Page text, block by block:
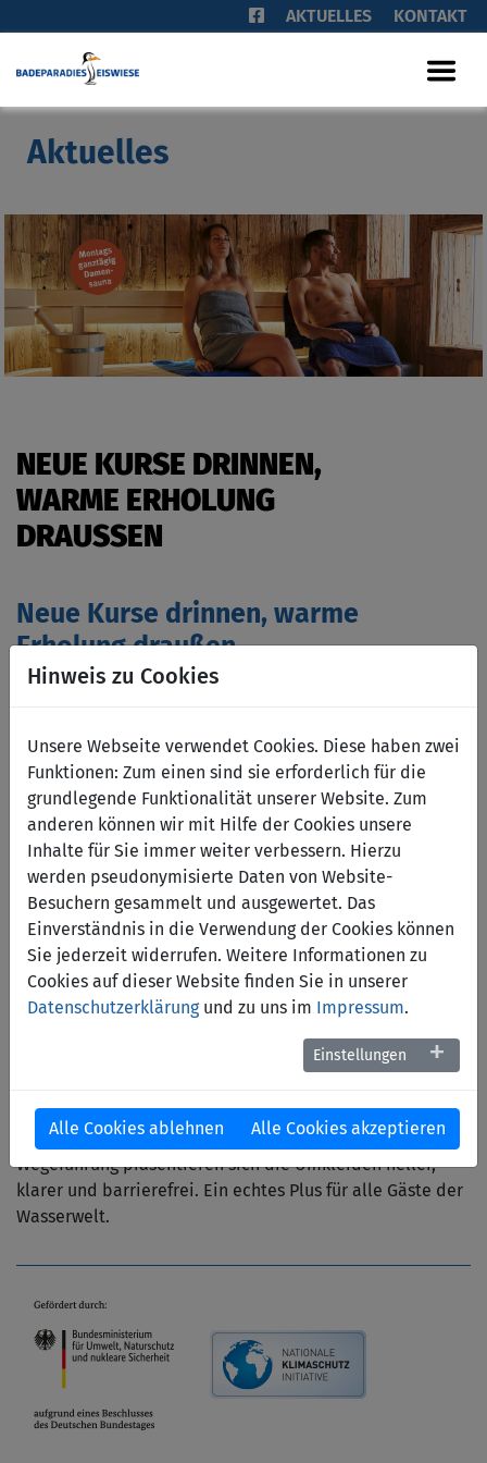
AKTUELLES KONTAKT
Aktuelles
NEUE KURSE DRINNEN,
WARME ERHOLUNG
DRAUSSEN
Neue Kurse drinnen, warme
Erholung draußen
November 6, 2025
bisherigen Solebeckens zu
einem modernen
Kursbecken haben wir Platz
geschaffen für noch mehr
Schwimm- und
Aquafitnesskurse. Damit
niemand auf das wohlig-
warme Salzwasser
verzichten muss, ist nun im
Außenbereich ein
großzügiges neues
Solebecken entstanden – ganzjährig nutzbar und mit
Auch der Umkleidebereich wurde rundum erneuert: Mit
neuen Fliesen, modernen Farben und verbesserter
Wegeführung präsentieren sich die Umkleiden heller,
klarer und barrierefrei. Ein echtes Plus für alle Gäste der
Wasserwelt.
Hinweis zu Cookies
Unsere Webseite verwendet Cookies. Diese haben zwei
Funktionen: Zum einen sind sie erforderlich für die
grundlegende Funktionalität unserer Website. Zum
anderen können wir mit Hilfe der Cookies unsere
Inhalte für Sie immer weiter verbessern. Hierzu
werden pseudonymisierte Daten von Website-
Besuchern gesammelt und ausgewertet. Das
Einverständnis in die Verwendung der Cookies können
Sie jederzeit widerrufen. Weitere Informationen zu
Cookies auf dieser Website finden Sie in unserer
Datenschutzerklärungund zu uns im Impressum.
Einstellungen
Alle Cookies ablehnen Alle Cookies akzeptieren